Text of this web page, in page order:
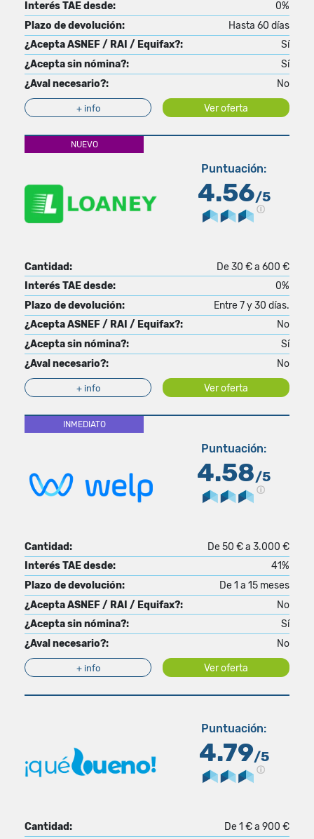
Interés TAE desde:
0%
Plazo de devolución:
Hasta 60 días
¿Acepta ASNEF / RAI / Equifax?:
Sí
¿Acepta sin nómina?:
Sí
¿Aval necesario?:
No
+ info Ver oferta
NUEVO
Puntuación:
4.56/5
Cantidad:
De 30 € a 600 €
Interés TAE desde:
0%
Plazo de devolución:
Entre 7 y 30 días.
¿Acepta ASNEF / RAI / Equifax?:
No
¿Acepta sin nómina?:
Sí
¿Aval necesario?:
No
+ info Ver oferta
INMEDIATO
Puntuación:
4.58/5
Cantidad:
De 50 € a 3.000 €
Interés TAE desde:
41%
Plazo de devolución:
De 1 a 15 meses
¿Acepta ASNEF / RAI / Equifax?:
No
¿Acepta sin nómina?:
Sí
¿Aval necesario?:
No
+ info Ver oferta
Puntuación:
4.79/5
Cantidad:
De 1 € a 900 €